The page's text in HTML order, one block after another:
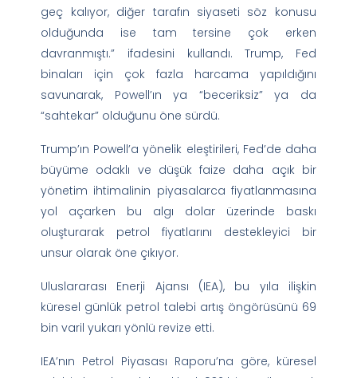
geç kalıyor, diğer tarafın siyaseti söz konusu
olduğunda ise tam tersine çok erken
davranmıştı.” ifadesini kullandı. Trump, Fed
binaları için çok fazla harcama yapıldığını
savunarak, Powell’ın ya “beceriksiz” ya da
“sahtekar” olduğunu öne sürdü.
Trump’ın Powell’a yönelik eleştirileri, Fed’de daha
büyüme odaklı ve düşük faize daha açık bir
yönetim ihtimalinin piyasalarca fiyatlanmasına
yol açarken bu algı dolar üzerinde baskı
oluşturarak petrol fiyatlarını destekleyici bir
unsur olarak öne çıkıyor.
Uluslararası Enerji Ajansı (IEA), bu yıla ilişkin
küresel günlük petrol talebi artış öngörüsünü 69
bin varil yukarı yönlü revize etti.
IEA’nın Petrol Piyasası Raporu’na göre, küresel